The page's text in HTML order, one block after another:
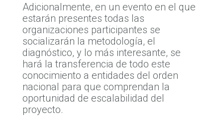
Adicionalmente, en un evento en el que
estarán presentes todas las
organizaciones participantes se
socializarán la metodología, el
diagnóstico, y lo más interesante, se
hará la transferencia de todo este
conocimiento a entidades del orden
nacional para que comprendan la
oportunidad de escalabilidad del
proyecto.